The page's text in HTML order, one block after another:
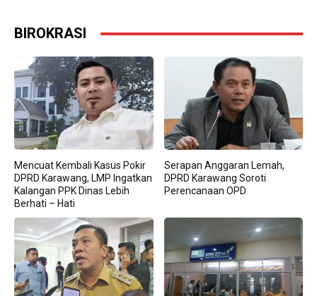
BIROKRASI
Mencuat Kembali Kasus Pokir
DPRD Karawang, LMP Ingatkan
Kalangan PPK Dinas Lebih
Berhati – Hati
Serapan Anggaran Lemah,
DPRD Karawang Soroti
Perencanaan OPD